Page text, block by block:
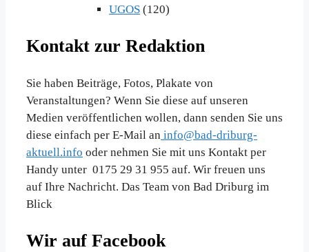
UGOS (120)
Kontakt zur Redaktion
Sie haben Beiträge, Fotos, Plakate von
Veranstaltungen? Wenn Sie diese auf unseren
Medien veröffentlichen wollen, dann senden Sie uns
diese einfach per E-Mail an info@bad-driburg-
aktuell.info oder nehmen Sie mit uns Kontakt per
Handy unter 0175 29 31 955 auf. Wir freuen uns
auf Ihre Nachricht. Das Team von Bad Driburg im
Blick
Wir auf Facebook